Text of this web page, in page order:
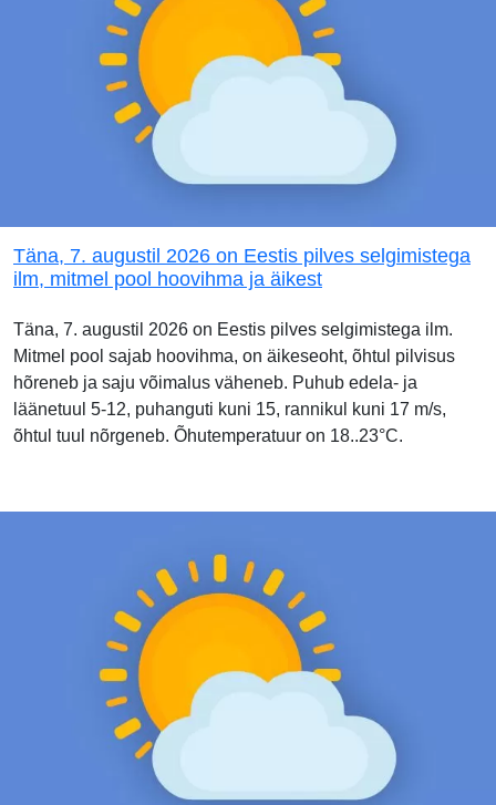
Täna, 7. augustil 2026 on Eestis pilves selgimistega
ilm, mitmel pool hoovihma ja äikest
Täna, 7. augustil 2026 on Eestis pilves selgimistega ilm.
Mitmel pool sajab hoovihma, on äikeseoht, õhtul pilvisus
hõreneb ja saju võimalus väheneb. Puhub edela- ja
läänetuul 5-12, puhanguti kuni 15, rannikul kuni 17 m/s,
õhtul tuul nõrgeneb. Õhutemperatuur on 18..23°C.